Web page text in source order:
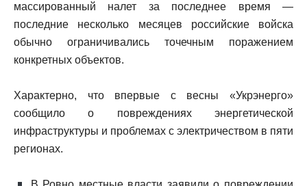
массированный налет за последнее время —
последние несколько месяцев российские войска
обычно ограничивались точечным поражением
конкретных объектов.
Характерно, что впервые с весны «Укрэнерго»
сообщило о повреждениях энергетической
инфраструктуры и проблемах с электричеством в пяти
регионах.